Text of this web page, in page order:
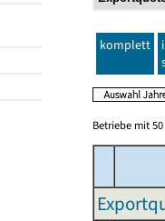
komplett
Betriebe mit